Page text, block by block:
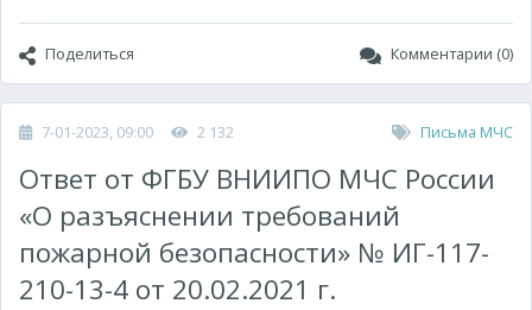
Поделиться Комментарии (0)
7-01-2023, 09:00 2 132 Письма МЧС
Ответ от ФГБУ ВНИИПО МЧС России
«О разъяснении требований
пожарной безопасности» № ИГ-117-
210-13-4 от 20.02.2021 г.